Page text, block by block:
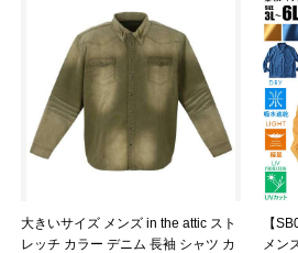
大きいサイズ メンズ in the attic スト
レッチ カラー デニム 長袖 シャツ カ
【
メン